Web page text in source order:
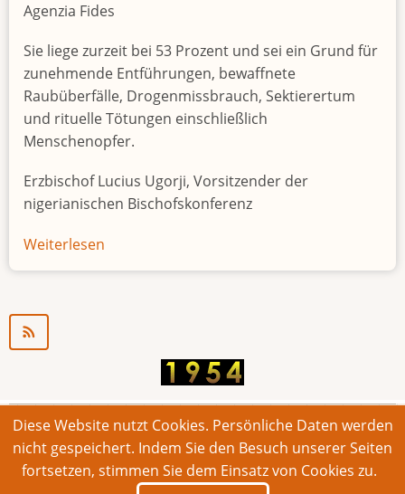
Agenzia Fides
Sie liege zurzeit bei 53 Prozent und sei ein Grund für
zunehmende Entführungen, bewaffnete
Raubüberfälle, Drogenmissbrauch, Sektierertum
und rituelle Tötungen einschließlich
Menschenopfer.
Erzbischof Lucius Ugorji, Vorsitzender der
nigerianischen Bischofskonferenz
Weiterlesen
Jugendarbeitslosigkeit
© 2026 Bonner Aufruf. Alle Rechte vorbehalten.
Footer
Impressum Kontakt Intern
Diese Website nutzt Cookies. Persönliche Daten werden
nicht gespeichert. Indem Sie den Besuch unserer Seiten
fortsetzen, stimmen Sie dem Einsatz von Cookies zu.